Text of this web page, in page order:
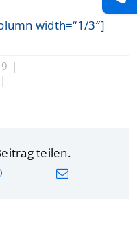
width=“1/3″]
|
|
teilen.